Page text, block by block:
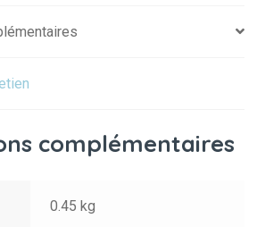
complémentaires
0.45 kg